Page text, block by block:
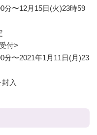
分〜12月15日(火)23時59
付>
分〜2021年1月11日(月)23
入